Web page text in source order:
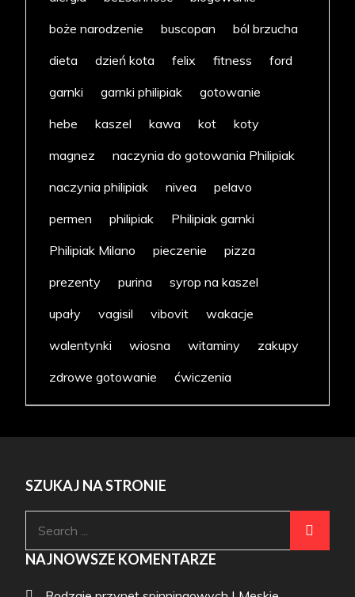
boże narodzenie
buscopan
ból brzucha
dieta
dzień kota felix fitness
ford
garnki
garnki philipiak
gotowanie
hebe
kaszel kawa kot
koty
magnez
naczynia do gotowania Philipiak
naczynia philipiak
nivea
pelavo
permen
philipiak
Philipiak garnki
Philipiak Milano
pieczenie
pizza
prezenty
purina
syrop na kaszel
upały
vagisil vibovit
wakacje
walentynki
wiosna witaminy
zakupy
zdrowe gotowanie
ćwiczenia
SZUKAJ NA STRONIE
NAJNOWSZE KOMENTARZE